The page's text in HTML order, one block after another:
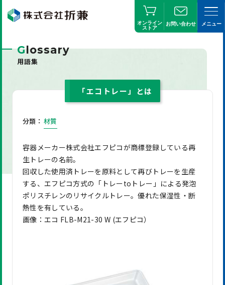
オンライン
ストア
お問い合わせ メニュー
Glossary
用語集
「エコトレー」とは
分類： 材質
容器メーカー株式会社エフピコが商標登録している再
生トレーの名前。
回収した使用済トレーを原料として再びトレーを生産
する、エフピコ方式の「トレーtoトレー」による発泡
ポリスチレンのリサイクルトレー。優れた保湿性・断
熱性を有している。
画像：エコ FLB-M21-30 W (エフピコ）